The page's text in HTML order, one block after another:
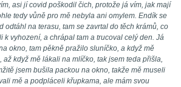
asi jí covid poškodil čich, protože já vím, jak mají
tedy vůně pro mě nebyla ani omylem. Endík se
odtáhl na terasu, tam se zavrtal do těch krámů, co
k vyhození, a chrápal tam a trucoval celý den. Já
okno, tam pěkně pražilo sluníčko, a když mě
když mě lákali na mlíčko, tak jsem teda přišla,
jsem bušila packou na okno, takže mě museli
mě a podpláceli křupkama, ale mám svou